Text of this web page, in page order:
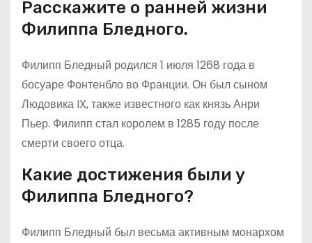
Расскажите о ранней жизни
Филиппа Бледного.
Филипп Бледный родился 1 июля 1268 года в
босуаре Фонтенбло во Франции. Он был сыном
Людовика IX, также известного как князь Анри
Пьер. Филипп стал королем в 1285 году после
смерти своего отца.
Какие достижения были у
Филиппа Бледного?
Филипп Бледный был весьма активным монархом